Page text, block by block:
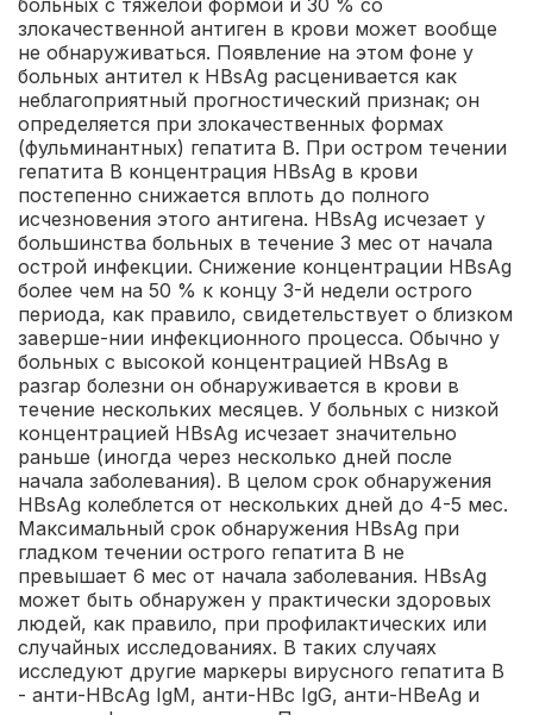
злокачественной антиген в крови может вообще
не обнаруживаться. Появление на этом фоне у
больных антител к HBsAg расценивается как
неблагоприятный прогностический признак; он
определяется при злокачественных формах
(фульминантных) гепатита В. При остром течении
гепатита В концентрация HBsAg в крови
постепенно снижается вплоть до полного
исчезновения этого антигена. HBsAg исчезает у
большинства больных в течение 3 мес от начала
острой инфекции. Снижение концентрации HBsAg
более чем на 50 % к концу 3-й недели острого
периода, как правило, свидетельствует о близком
заверше-нии инфекционного процесса. Обычно у
больных с высокой концентрацией HBsAg в
разгар болезни он обнаруживается в крови в
течение нескольких месяцев. У больных с низкой
концентрацией HBsAg исчезает значительно
раньше (иногда через несколько дней после
начала заболевания). В целом срок обнаружения
HBsAg колеблется от нескольких дней до 4-5 мес.
Максимальный срок обнаружения HBsAg при
гладком течении острого гепатита В не
превышает 6 мес от начала заболевания. HBsAg
может быть обнаружен у практически здоровых
людей, как правило, при профилактических или
случайных исследованиях. В таких случаях
исследуют другие маркеры вирусного гепатита В
- анти-HBсAg IgM, анти-HBс IgG, анти-HBеAg и